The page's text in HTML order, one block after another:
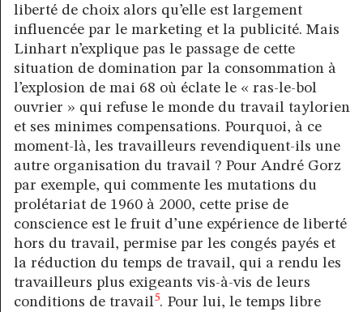
liberté de choix alors qu’elle est largement
influencée par le marketing et la publicité. Mais
Linhart n’explique pas le passage de cette
situation de domination par la consommation à
l’explosion de mai 68 où éclate le « ras-le-bol
ouvrier » qui refuse le monde du travail taylorien
et ses minimes compensations. Pourquoi, à ce
moment-là, les travailleurs revendiquent-ils une
autre organisation du travail ? Pour André Gorz
par exemple, qui commente les mutations du
prolétariat de 1960 à 2000, cette prise de
conscience est le fruit d’une expérience de liberté
hors du travail, permise par les congés payés et
la réduction du temps de travail, qui a rendu les
travailleurs plus exigeants vis-à-vis de leurs
conditions de travail5. Pour lui, le temps libre